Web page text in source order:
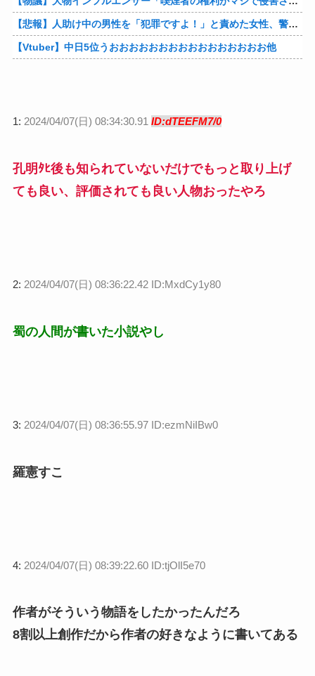
【悲報】人助け中の男性を「犯罪ですよ！」と責めた女性、警察が来た瞬間逃げる他
【Vtuber】中日5位うおおおおおおおおおおおおおおおお他
1: 2024/04/07(日) 08:34:30.91 ID:dTEEFM7/0
孔明ﾀﾋ後も知られていないだけでもっと取り上げ
ても良い、評価されても良い人物おったやろ
2: 2024/04/07(日) 08:36:22.42 ID:MxdCy1y80
蜀の人間が書いた小説やし
3: 2024/04/07(日) 08:36:55.97 ID:ezmNiIBw0
羅憲すこ
4: 2024/04/07(日) 08:39:22.60 ID:tjOlI5e70
作者がそういう物語をしたかったんだろ
8割以上創作だから作者の好きなように書いてある